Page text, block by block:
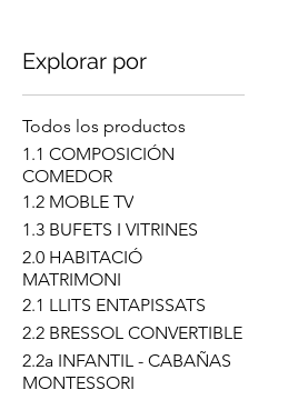
Explorar por
Todos los productos
1.1 COMPOSICIÓN
COMEDOR
1.2 MOBLE TV
1.3 BUFETS I VITRINES
2.0 HABITACIÓ
MATRIMONI
2.1 LLITS ENTAPISSATS
2.2 BRESSOL CONVERTIBLE
2.2a INFANTIL - CABAÑAS
MONTESSORI